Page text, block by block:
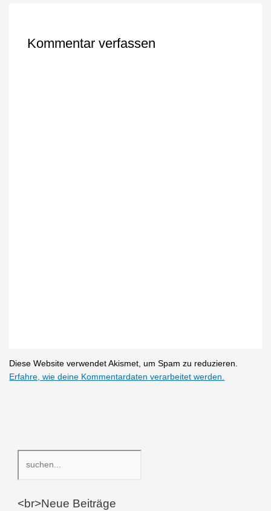
Kommentar verfassen
Diese Website verwendet Akismet, um Spam zu reduzieren.
Erfahre, wie deine Kommentardaten verarbeitet werden.
<br>Neue Beiträge